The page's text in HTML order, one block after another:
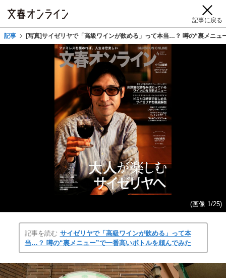
記事に戻る
記事 [写真]サイゼリヤで「高級ワインが飲める」って本当…？ 噂の“裏メニュ
(画像 1/25)
記事を読む サイゼリヤで「高級ワインが飲める」って本
当…？ 噂の“裏メニュー”で一番高いボトルを頼んでみた